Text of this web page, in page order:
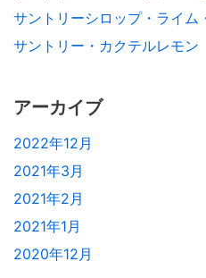
サントリーシロップ・ライ
サントリー・カクテルレモン
アーカイブ
2022年12月
2021年3月
2021年2月
2021年1月
2020年12月